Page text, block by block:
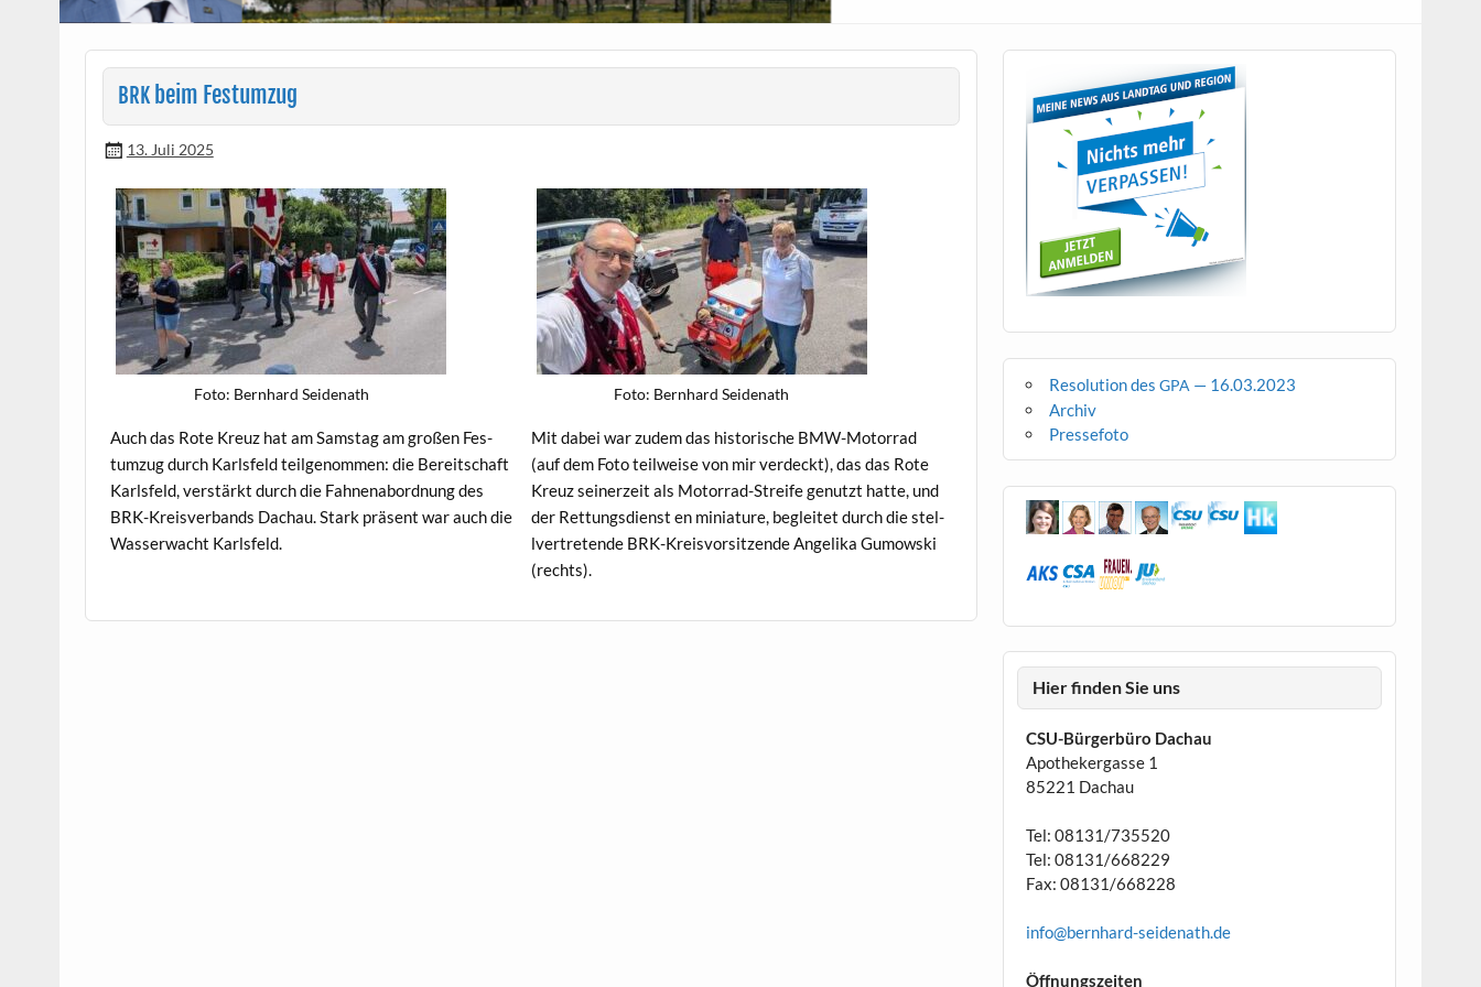
BRKbeim Festumzug
13. Juli 2025
Foto: Bern­hard Seidenath
Auch das Rote Kreuz hat am Sam­stag am großen Fes­
tumzug durch Karls­feld teilgenom­men: die Bere­itschaft
Karls­feld, ver­stärkt durch die Fah­nen­abor­d­nung des
BRK-Kreisver­bands Dachau. Stark präsent war auch die
Wasserwacht Karlsfeld.
Foto: Bern­hard Seidenath
Mit dabei war zudem das his­torische BMW-Motor­rad
(auf dem Foto teil­weise von mir verdeckt), das das Rote
Kreuz sein­erzeit als Motor­rad-Streife genutzt hat­te, und
der Ret­tungs­di­enst en minia­ture, begleit­et durch die stel­
lvertre­tende BRK-Kreisvor­sitzende Ange­li­ka Gumows­ki
(rechts).
Resolution desGPA — 16.03.2023
Archiv
Pressefoto
Hier finden Sie uns
CSU-Bürgerbüro Dachau
Apothekergasse 1
85221 Dachau
Tel: 08131/735520
Tel: 08131/668229
Fax: 08131/668228
info@bernhard-seidenath.de
Öffnungszeiten